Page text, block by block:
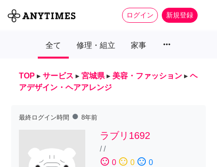
ログイン 新規登録
全て 修理・組立 家事 more_horiz
TOP ▸ サービス ▸ 宮城県 ▸ 美容・ファッション ▸ ヘ
アデザイン・ヘアアレンジ
最終ログイン時間 fiber_manual_record 8年前
ラブリ1692
//
sentiment_satisfied 0 sentiment_neutral 0 sentiment_dissatisfied 0